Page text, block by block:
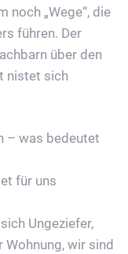
noch „Wege“, die
führen. Der
über den
nistet sich
– was bedeutet
für uns
Ungeziefer,
wir sind